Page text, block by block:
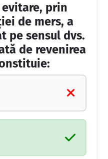
evitare, prin
de mers, a
pe sensul dvs.
de revenirea